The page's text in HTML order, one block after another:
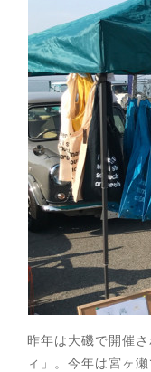
昨年は大磯で開催
ィ」。今年は宮ヶ